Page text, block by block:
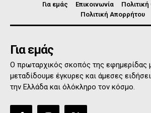
Για εμάς Επικοινωνία
Πολιτική Απορρήτου
Για εμάς
Ο πρωταρχικός σκοπός της εφημερίδας
μεταδίδουμε έγκυρες και άμεσες
την Ελλάδα και όλόκληρο τον κόσμο.